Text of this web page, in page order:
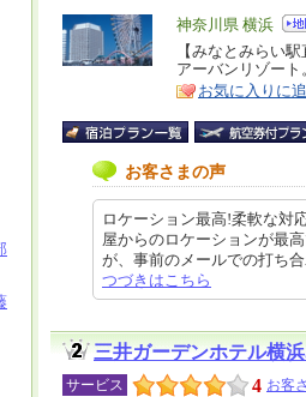
エ
リ
ア
神奈川県 横浜
特
徴
【みなとみらい
アーバンリゾート
お気に入りに
お客さまの声
ロケーション最高!柔軟な対
屋からのロケーションが最
が、事前のメールでの打ち
つづきはこちら
三井ガーデンホテル横
サービス 4 お客